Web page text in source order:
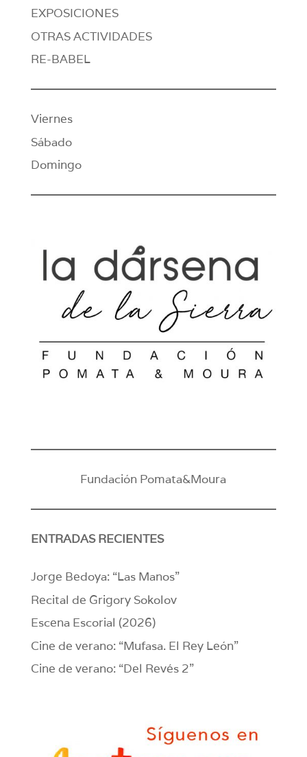
EXPOSICIONES
OTRAS ACTIVIDADES
RE-BABEL
Viernes
Sábado
Domingo
Fundación Pomata&Moura
ENTRADAS RECIENTES
Jorge Bedoya: “Las Manos”
Recital de Grigory Sokolov
Escena Escorial (2026)
Cine de verano: “Mufasa. El Rey León”
Cine de verano: “Del Revés 2”